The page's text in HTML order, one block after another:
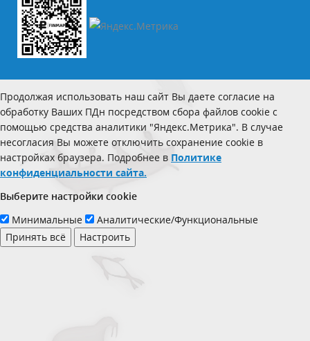
Продолжая использовать наш сайт Вы даете согласие на
обработку Ваших ПДн посредством сбора файлов cookie с
помощью средства аналитики "Яндекс.Метрика". В случае
несогласия Вы можете отключить сохранение cookie в
настройках браузера. Подробнее в Политике
конфиденциальности сайта.
Выберите настройки cookie
Минимальные
Аналитические/Функциональные
Принять всё
Настроить